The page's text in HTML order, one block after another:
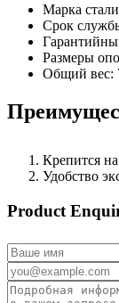
Марка
Срок
Размеры
Общий вес:
Крепится
Удобство
Product